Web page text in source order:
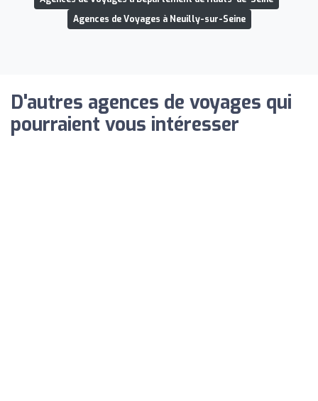
Agences de Voyages à Neuilly-sur-Seine
D'autres agences de voyages qui
pourraient vous intéresser